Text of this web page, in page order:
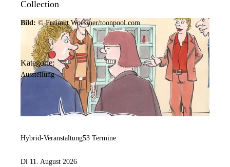
Collection
Bild: © Freimut Woessner/toonpool.com
Kategorie:
Ausstellung
Hybrid-Veranstaltung53 Termine
Di 11. August 2026